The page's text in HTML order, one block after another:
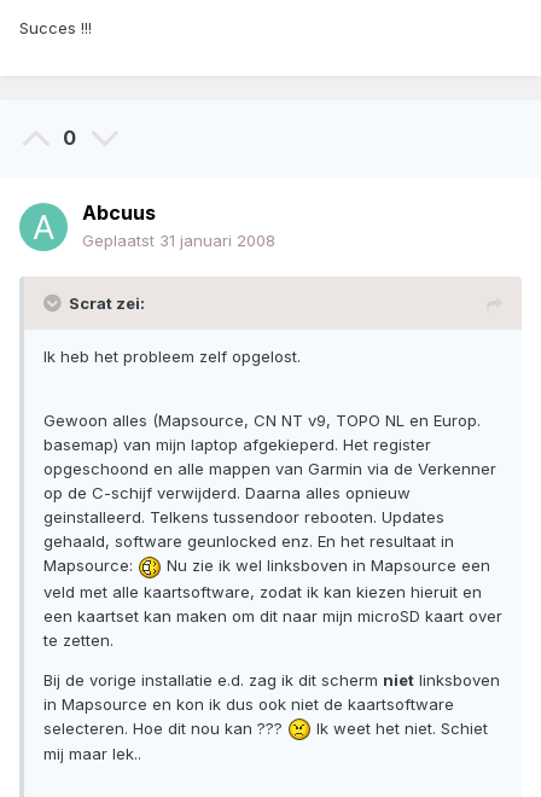
Succes !!!
0
Abcuus
Geplaatst 31 januari 2008
Scrat zei:
Ik heb het probleem zelf opgelost.
Gewoon alles (Mapsource, CN NT v9, TOPO NL en Europ.
basemap) van mijn laptop afgekieperd. Het register
opgeschoond en alle mappen van Garmin via de Verkenner
op de C-schijf verwijderd. Daarna alles opnieuw
geinstalleerd. Telkens tussendoor rebooten. Updates
gehaald, software geunlocked enz. En het resultaat in
Mapsource:
Nu zie ik wel linksboven in Mapsource een
veld met alle kaartsoftware, zodat ik kan kiezen hieruit en
een kaartset kan maken om dit naar mijn microSD kaart over
te zetten.
Bij de vorige installatie e.d. zag ik dit scherm niet linksboven
in Mapsource en kon ik dus ook niet de kaartsoftware
selecteren. Hoe dit nou kan ???
Ik weet het niet. Schiet
mij maar lek..